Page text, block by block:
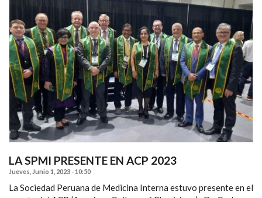
LA SPMI PRESENTE EN ACP 2023
Jueves, Junio 1, 2023 - 10:50
La Sociedad Peruana de Medicina Interna estuvo presente en el